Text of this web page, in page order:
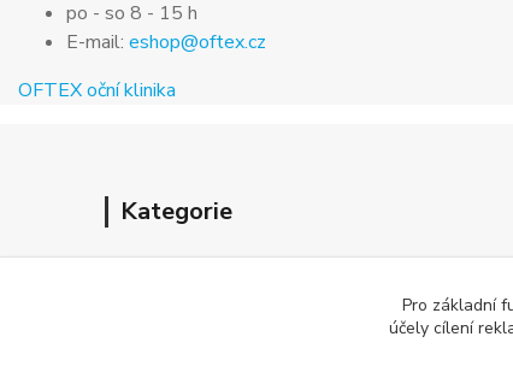
po - so 8 - 15 h
E-mail: eshop@oftex.cz
OFTEX oční klinika
Kategorie
Pro základní
účely cílení